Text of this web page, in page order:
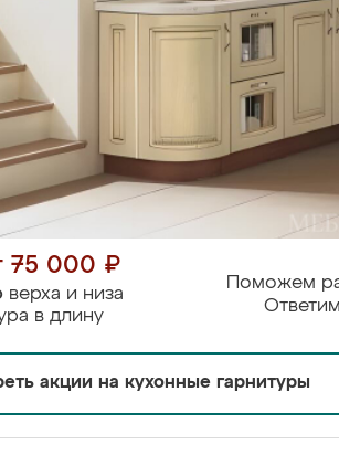
75 000 ₽
верха и низа
в длину
Поможем
акции на кухонные гарнитуры